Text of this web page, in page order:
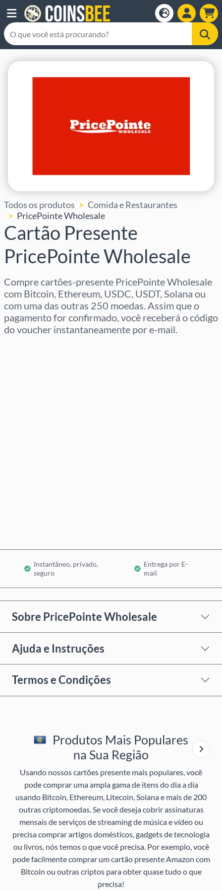
Todos os produtos
Comida e Restaurantes
PricePointe Wholesale
Cartão Presente
PricePointe Wholesale
Compre cartões-presente PricePointe Wholesale
com Bitcoin, Ethereum, USDC, USDT, Solana ou
com uma das outras 250 moedas. Assim que o
pagamento for confirmado, você receberá o código
do voucher instantaneamente por e-mail.
Instantâneo, privado,
seguro
Entrega por E-
mail
Sobre PricePointe Wholesale
Ajuda e Instruções
Termos e Condições
Produtos Mais Populares
na Sua Região
Usando nossos cartões presente mais populares, você
pode comprar uma ampla gama de itens do dia a dia
usando Bitcoin, Ethereum, Litecoin, Solana e mais de 200
outras criptomoedas. Se você deseja cobrir assinaturas
mensais de serviços de streaming de música e vídeo ou
precisa comprar artigos domésticos, gadgets de tecnologia
ou livros, nós temos o que você precisa. Por exemplo, você
pode facilmente comprar um cartão presente Amazon com
Bitcoin ou outras criptos para obter quase tudo o que
precisa!